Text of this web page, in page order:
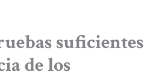
suficientes
de los